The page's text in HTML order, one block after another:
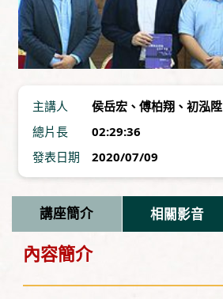
主講人 侯岳宏 、 傅柏翔 、 初泓陞
總片長
02:29:36
發表日期
2020/07/09
講座簡介 相關影音
內容簡介